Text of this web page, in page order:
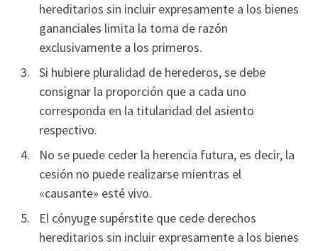
hereditarios sin incluir expresamente a los bienes
gananciales limita la toma de razón
exclusivamente a los primeros.
Si hubiere pluralidad de herederos, se debe
consignar la proporción que a cada uno
corresponda en la titularidad del asiento
respectivo.
No se puede ceder la herencia futura, es decir, la
cesión no puede realizarse mientras el
«causante» esté vivo.
El cónyuge supérstite que cede derechos
hereditarios sin incluir expresamente a los bienes